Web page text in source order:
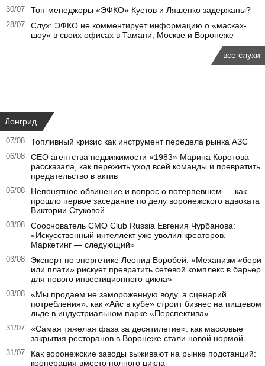
30/07 Топ-менеджеры «ЭФКО» Кустов и Ляшенко задержаны?
28/07
Слух: ЭФКО не комментирует информацию о «масках-
шоу» в своих офисах в Тамани, Москве и Воронеже
все слухи
Лонгрид
07/08 Топливный кризис как инструмент передела рынка АЗС
06/08
CEO агентства недвижимости «1983» Марина Коротова
рассказала, как пережить уход всей команды и превратить
предательство в актив
05/08
Непонятное обвинение и вопрос о потерпевшем — как
прошло первое заседание по делу воронежского адвоката
Виктории Стуковой
03/08
Сооснователь CMO Club Russia Евгения Чурбанова:
«Искусственный интеллект уже уволил креаторов.
Маркетинг — следующий»
03/08
Эксперт по энергетике Леонид Воробей: «Механизм «бери
или плати» рискует превратить сетевой комплекс в барьер
для нового инвестиционного цикла»
03/08
«Мы продаем не замороженную воду, а сценарий
потребления»: как «Айс в кубе» строит бизнес на пищевом
льде в индустриальном парке «Перспектива»
31/07
«Самая тяжелая фаза за десятилетие»: как массовые
закрытия ресторанов в Воронеже стали новой нормой
31/07
Как воронежские заводы выживают на рынке подстанций:
кооперация вместо полного цикла